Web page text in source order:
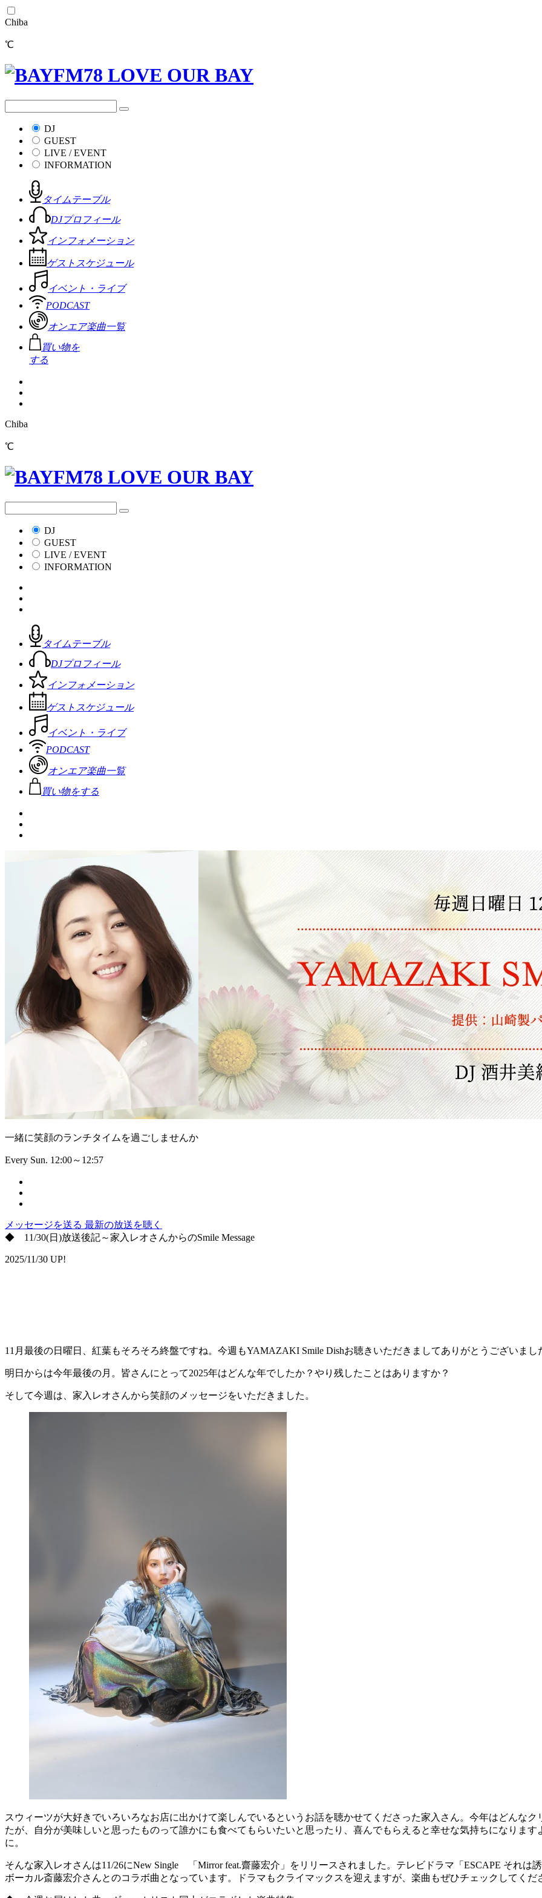
Chiba
℃
DJ
GUEST
LIVE / EVENT
INFORMATION
タイムテーブル
DJプロフィール
インフォメーション
ゲストスケジュール
イベント・ライブ
PODCAST
オンエア楽曲一覧
買い物を
する
Chiba
℃
DJ
GUEST
LIVE / EVENT
INFORMATION
タイムテーブル
DJプロフィール
インフォメーション
ゲストスケジュール
イベント・ライブ
PODCAST
オンエア楽曲一覧
買い物をする
一緒に笑顔のランチタイムを過ごしませんか
Every Sun. 12:00～12:57
メッセージを送る 最新の放送を聴く
◆ 11/30(日)放送後記～家入レオさんからのSmile Message
2025/11/30 UP!
11月最後の日曜日、紅葉もそろそろ終盤ですね。今週もYAMAZAKI Smile Dishお聴きいただきましてありがとうございまし
明日からは今年最後の月。皆さんにとって2025年はどんな年でしたか？やり残したことはありますか？
そして今週は、家入レオさんから笑顔のメッセージをいただきました。
スウィーツが大好きでいろいろなお店に出かけて楽しんでいるというお話を聴かせてくださった家入さん。今年はどんな
たが、自分が美味しいと思ったものって誰かにも食べてもらいたいと思ったり、喜んでもらえると幸せな気持ちになりま
に。
そんな家入レオさんは11/26にNew Single 「Mirror feat.齋藤宏介」をリリースされました。テレビドラマ「ESCAPE それは
ボーカル斎藤宏介さんとのコラボ曲となっています。ドラマもクライマックスを迎えますが、楽曲もぜひチェックしてくだ